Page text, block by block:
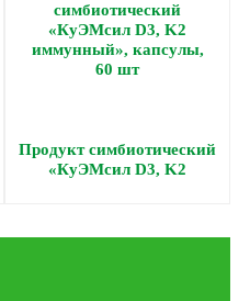
Продукт симбиотический
«КуЭМсил D3, K2